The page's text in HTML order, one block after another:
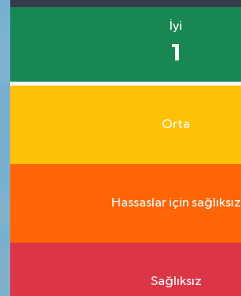
İyi
1
Orta
Hassaslar için sağlıksız
Sağlıksız